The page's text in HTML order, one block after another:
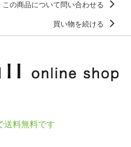
この商品について問い合わせる
買い物を続ける
送料無料です